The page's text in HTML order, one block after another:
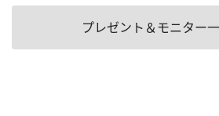
プレゼント＆モニター